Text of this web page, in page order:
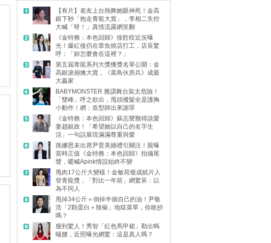
【有片】老友上台熱舞她眼神死！金高
銀下秒「抱走青龍大賞」，李相二失控
大喊「呀！」真情流露網笑翻
《金特務：本色回歸》徐貹旼近況曝
光！爆紅後仍在章魚燒店打工，店長驚
呼：「妳怎麼會在這裡？」
第五屆青龍系列大獎獲獎名單公開：金
高銀淚崩擒大賞，《菜鳥伙房兵》成最
大贏家
BABYMONSTER 雅譞舞台裝太危險！
「雙峰」呼之欲出，甩頭撥髮全是護胸
小動作！網：造型師出來謝罪
《金特務：本色回歸》蘇志燮難得談愛
妻趙銀政！「希望她以自己的名字生
活」一句話展現滿滿尊重與愛
孫娜恩未出席尹普美婚禮引關注！親曝
當時正值《金特務：本色回歸》拍攝尾
聲，暖喊Apink情誼始終不變
甩肉17公斤大變樣！金敏荷瘦成紙片人
登青龍獎，「對比一年前」網驚呆：以
為不同人
甩掉34公斤＝倒掉半個自己的油！尹敬
浩「2顆蛋白＋辣椒」地獄菜單，你敢抄
嗎？
瘦到驚人！秀智「紅色馬甲裙」勒出螞
蟻腰，近照曝光網驚：這是真人嗎？